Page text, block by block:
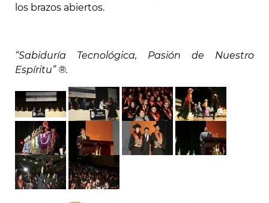
los brazos abiertos.
“Sabiduría Tecnológica, Pasión de Nuestro
Espíritu” ®.